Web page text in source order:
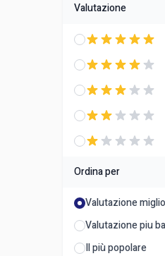
Valutazione
Ordina per
Valutazione
Valutazione piu
Il più popolare